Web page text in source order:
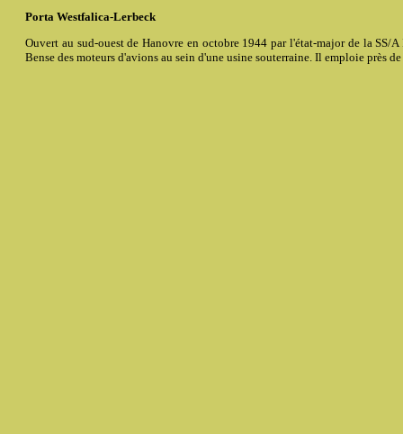
Porta Westfalica-Lerbeck
Ouvert au sud-ouest de Hanovre en octobre 1944 par l'état-major de la
Bense des moteurs d'avions au sein d'une usine souterraine. Il emploie près